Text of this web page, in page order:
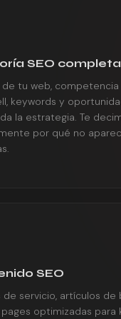
SEO completa
de tu web, competencia
keywords y
la estrategia. Te
por qué no
SEO
de servicio, artículos de
pages optimizadas para